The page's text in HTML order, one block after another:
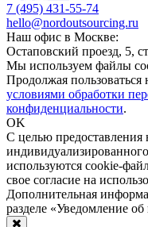
7 (495) 431-55-74
hello@nordoutsourcing.ru
Наш офис в Москве:
Остаповский проезд, 5,
Мы используем файлы
Продолжая
условиями обработки
конфиденциальности.
OK
С целью предоставления
используются cookie-
свое согласие на
Дополнительная
разделе «Уведомление